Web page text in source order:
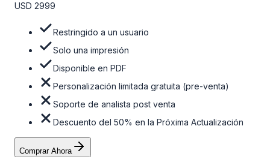
USD 2999
Restringido a un usuario
Solo una impresión
Disponible en PDF
Personalización limitada gratuita (pre-venta)
Soporte de analista post venta
Descuento del 50% en la Próxima Actualización
Comprar Ahora